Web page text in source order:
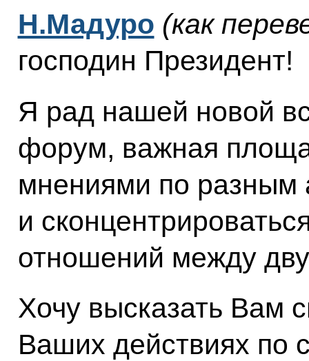
Н.Мадуро (как
господин Президент!
Я рад нашей новой
форум, важная
мнениями по разным
и
отношений между
Хочу высказать Вам
Ваших действиях по